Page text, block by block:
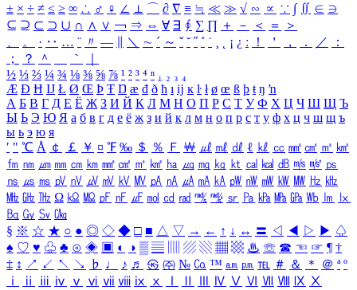
± × ÷ ≠ ≤ ≥ ∞ ∴ ♂ ♀ ∠ ⊥ ⌒ ∂ ∇ ≡ ≒ ≪ ≫ √ ∽ ∝ ∵ ∫ ∬ ∈ ∋
⊆ ⊇ ⊂ ⊃ ∪ ∩ ∧ ∨ ￢ ⇒ ⇔ ∀ ∃ ∮ ∑ ∏ ＋ － ＜ ＝
＞
、
。 · ‥ … ¨ 〃 ― ＼ ∼ ´ ～ ˇ ˘ ˝ ˚ ˙ ¸ ¡ ¿ ː ！ ＇ ， ． ／
：
；
？ ＾ ｀
½ ⅓ ⅔ ¼ ¾ ⅛ ⅜ ⅝ ⅞ ¹ ² ³ ⁴ ⁿ ₁ ₂ ₃ ₄
Æ Ð Ħ Ĳ Ł Ø Œ Þ Ŧ Ŋ æ đ ð ħ ı ĳ ĸ ŀ ł ø œ ß þ ŧ ŋ ŉ
А Б В Г Д Е Ё Ж З И Й К Л М Н О П Р С Т У Ф Х Ц Ч Ш Щ Ъ
Ы Ь Э Ю Я а б в г д е ё ж з и й к л м н о п р с т у ф х ц ч ш щ ъ
ы ь э ю я
′ ″ ℃ Å ￠ ￡ ￥ ¤ ℉ ‰ ＄ ％ Ｆ ￦ ㎕ ㎖ ㎗ ℓ ㎘ ㏄ ㎣ ㎤ ㎥ ㎦
㎙ ㎚ ㎛ ㎜ ㎝ ㎞ ㎟ ㎠ ㎡ ㎢ ㏊ ㎍ ㎎ ㎏ ㏏ ㎈ ㎉ ㏈ ㎧ ㎨ ㎰
㎱ ㎲ ㎳ ㎴ ㎵ ㎶ ㎷ ㎸ ㎹ ㎀ ㎁ ㎂ ㎃ ㎄ ㎺ ㎻ ㎽ ㎾ ㎿ ㎐ ㎑
㎒ ㎓ ㎔ Ω ㏀ ㏁ ㎊ ㎋ ㎌ ㏖ ㏅ ㎭ ㎮ ㎯ ㏛ ㎩ ㎪ ㎫ ㎬ ㏝ ㏐
㏓
㏃ ㏉ ㏜ ㏆
§ ※ ☆ ★ ○ ● ◎ ◇ ◆ □ ■ △ ▽ → ← ↑ ↓ ↔ 〓 ◁ ◀ ▷ ▶ ♤
♠ ♡ ♥ ♧ ♣ ⊙ ◈ ▣ ◐ ◑ ▒ ▤ ▨ ▧ ▦ ▩ ♨ ☏ ☎ ☜ ☞ ¶ †
‡ ↕ ↗ ↙ ↖ ↘ ♭ ♩ ♪ ♬ ㉿ ㈜ № ㏇ ™ ㏂ ㏘ ℡ ＃ ＆ ＊ ＠ ª º
ⅰ
ⅱ ⅲ ⅳ ⅴ ⅵ ⅶ ⅷ ⅸ ⅹ Ⅳ Ⅴ Ⅵ Ⅶ Ⅷ Ⅸ Ⅹ